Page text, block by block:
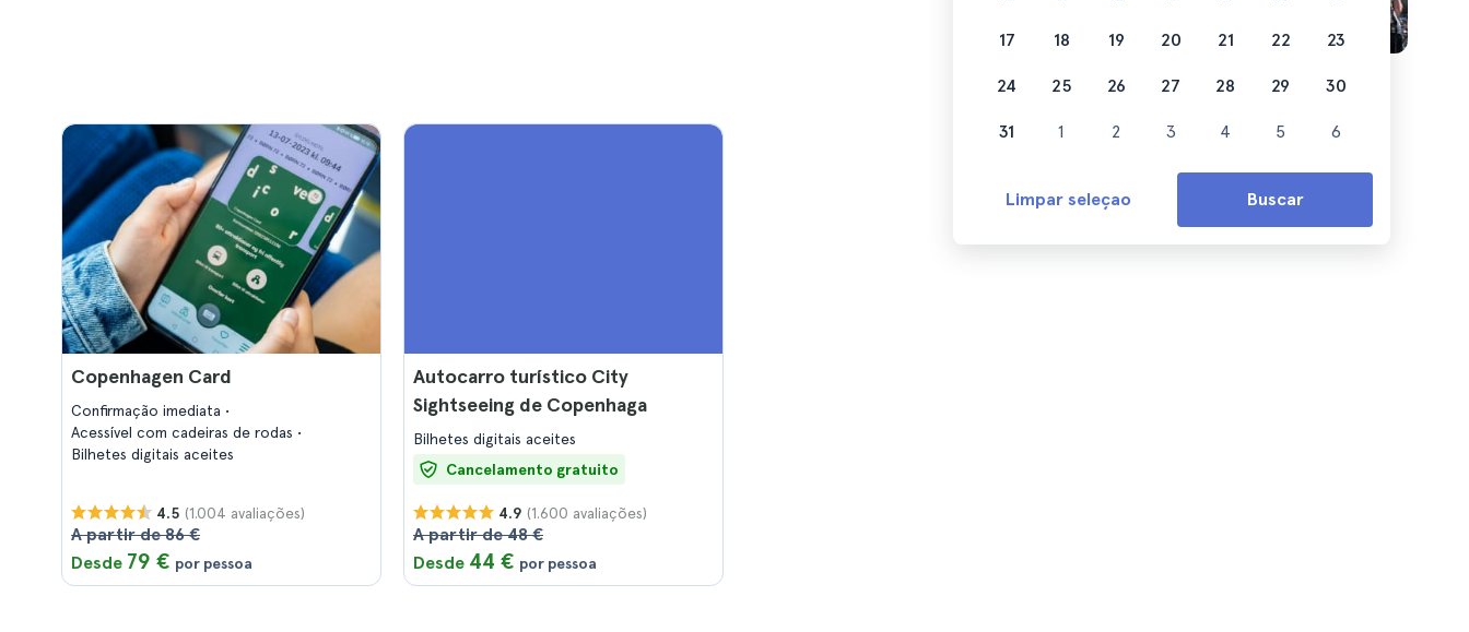
Copenhagen Card
Confirmação imediata
Acessível com cadeiras de rodas
Bilhetes digitais aceites
4.5 (1.004 avaliações)
A partir de 86 €
Desde 79 € por pessoa
Autocarro turístico City
Sightseeing de Copenhaga
Bilhetes digitais aceites
Cancelamento gratuito
4.9 (1.600 avaliações)
A partir de 48 €
Desde 44 € por pessoa
17 18 19 20 21 22 23
24 25 26 27 28 29 30
31 1 2 3 4 5 6
Limpar seleçao Buscar